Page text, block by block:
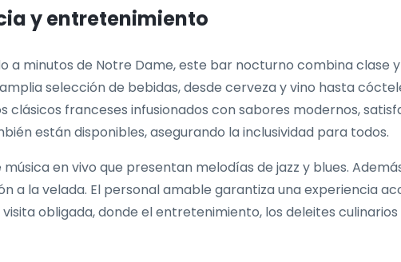
y entretenimiento
a minutos de Notre Dame, este bar nocturno combina clase
selección de bebidas, desde cerveza y vino hasta
franceses infusionados con sabores modernos,
están disponibles, asegurando la inclusividad para todos.
en vivo que presentan melodías de jazz y blues.
a la velada. El personal amable garantiza una experiencia
obligada, donde el entretenimiento, los deleites